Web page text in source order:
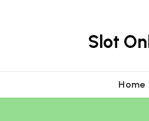
Slot
Home